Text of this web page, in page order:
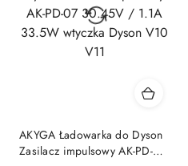
AKYGA Ładowarka do Dyson
Zasilacz impulsowy AK-PD-07